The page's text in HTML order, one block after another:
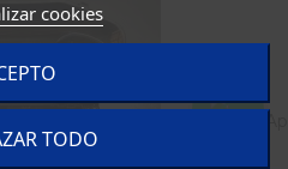
cookies
TODO